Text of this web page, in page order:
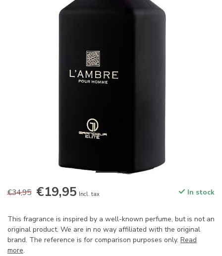
€34,95 €19,95 Incl. tax In stock
This fragrance is inspired by a well-known perfume, but is not an
original product. We are in no way affiliated with the original
brand. The reference is for comparison purposes only. Read
more.